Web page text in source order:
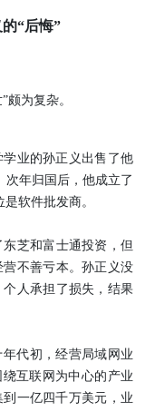
“后悔”
颇为复杂。
学业的孙正义出售了他
次年归国后，他成立了
软件批发商。
芝和富士通投资，但
不善亏本。孙正义没
人承担了损失，结果
代初，经营局域网业
互联网为中心的产业
一亿四千万美元，业